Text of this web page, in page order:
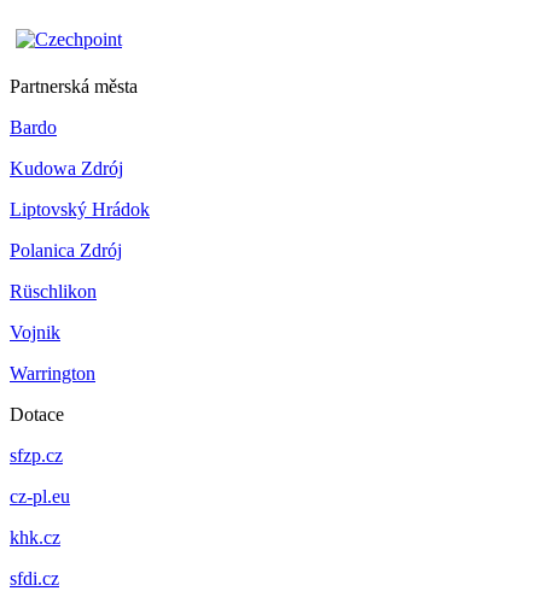
Partnerská města
Bardo
Kudowa Zdrój
Liptovský Hrádok
Polanica Zdrój
Rüschlikon
Vojnik
Warrington
Dotace
sfzp.cz
cz-pl.eu
khk.cz
sfdi.cz